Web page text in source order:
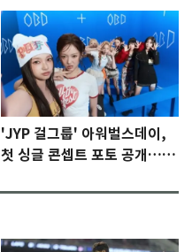
'JYP 걸그룹' 아워벌스데이,
첫 싱글 콘셉트 포토 공개…청